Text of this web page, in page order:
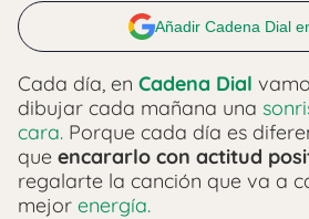
Añadir Cadena Dial
Cada día, en Cadena Dial
dibujar cada mañana una
cara. Porque cada día es
que encararlo con actitud
regalarte la canción que va a
mejor energía.